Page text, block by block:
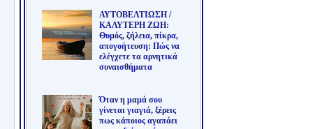
ΑΥΤΟΒΕΛΤΙΩΣΗ /
ΚΑΛΥΤΕΡΗ ΖΩΗ:
Θυμός, ζήλεια, πίκρα,
απογοήτευση: Πώς να
ελέγχετε τα αρνητικά
συναισθήματα
Όταν η μαμά σου
γίνεται γιαγιά, ξέρεις
πως κάποιος αγαπάει